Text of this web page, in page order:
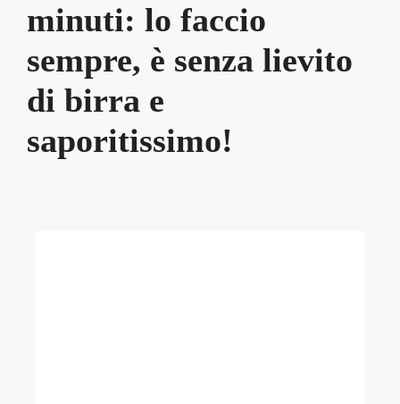
minuti: lo faccio
sempre, è senza lievito
di birra e
saporitissimo!